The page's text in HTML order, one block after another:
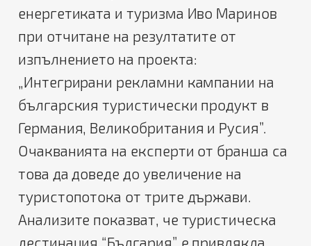
енергетиката и туризма Иво Маринов
при отчитане на резултатите от
изпълнението на проекта:
„Интегрирани рекламни кампании на
българския туристически продукт в
Германия, Великобритания и Русия”.
Очакванията на експерти от бранша са
това да доведе до увеличение на
туристопотока от трите държави.
Анализите показват, че туристическа
дестинация “България” е привлякла